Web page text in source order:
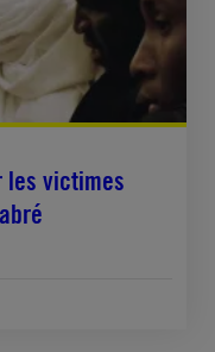
les victimes